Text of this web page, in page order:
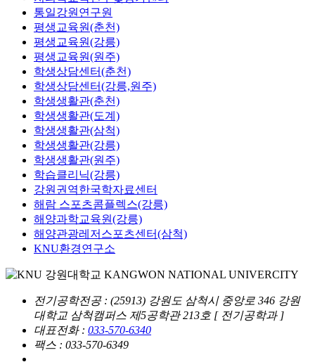
통일강원연구원
평생교육원(춘천)
평생교육원(강릉)
평생교육원(원주)
학생상담센터(춘천)
학생상담센터(강릉,원주)
학생생활관(춘천)
학생생활관(도계)
학생생활관(삼척)
학생생활관(강릉)
학생생활관(원주)
학습클리닉(강릉)
강원권역한국학자료센터
해람 스포츠콤플렉스(강릉)
해양과학교육원(강릉)
해양관광레저스포츠센터(삼척)
KNU환경연구소
전기공학전공: (25913) 강원도 삼척시 중앙로 346 강원
대학교 삼척캠퍼스 제5공학관 213호 [ 전기공학과 ]
대표전화 : 033-570-6340
팩스 : 033-570-6349